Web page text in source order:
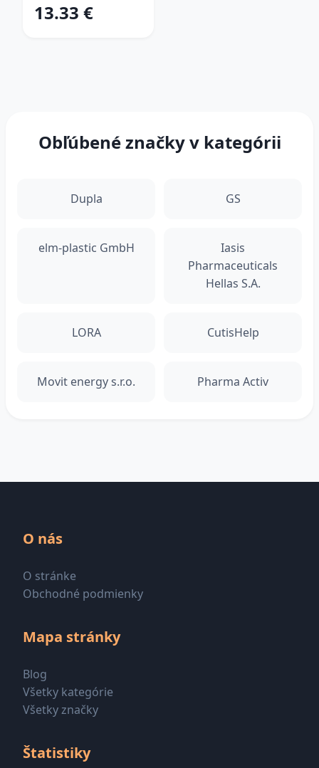
kone 250ml
13.33 €
Obľúbené značky v kategórii
Dupla GS
elm-plastic GmbH
Iasis
Pharmaceuticals
Hellas S.A.
LORA CutisHelp
Movit energy s.r.o. Pharma Activ
O nás
O stránke
Obchodné podmienky
Mapa stránky
Blog
Všetky kategórie
Všetky značky
Štatistiky